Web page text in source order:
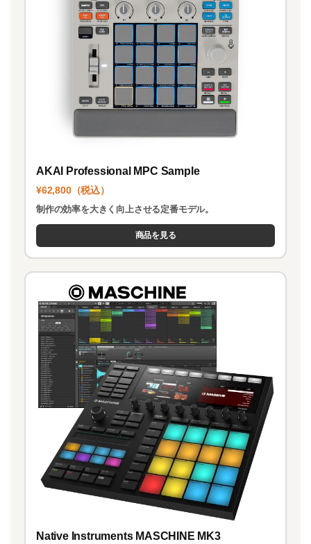
AKAI Professional MPC Sample
¥62,800（税込）
制作の効率を大きく向上させる定番モデル。
商品を見る
Native Instruments MASCHINE MK3